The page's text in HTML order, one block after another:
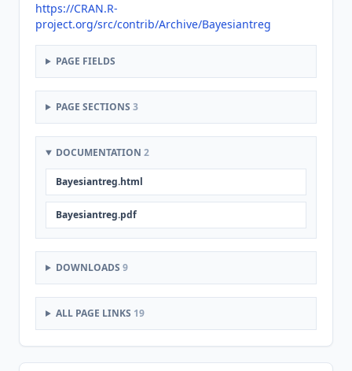
https://CRAN.R-
project.org/src/contrib/Archive/Bayesiantreg
PAGE FIELDS
PAGE SECTIONS 3
DOCUMENTATION 2
Bayesiantreg.html
Bayesiantreg.pdf
DOWNLOADS 9
ALL PAGE LINKS 19